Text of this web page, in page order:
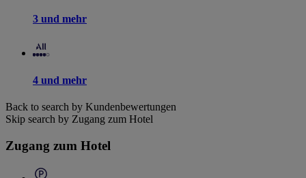
3 und mehr
4 und mehr
Back to search by Kundenbewertungen
Skip search by Zugang zum Hotel
Zugang zum Hotel